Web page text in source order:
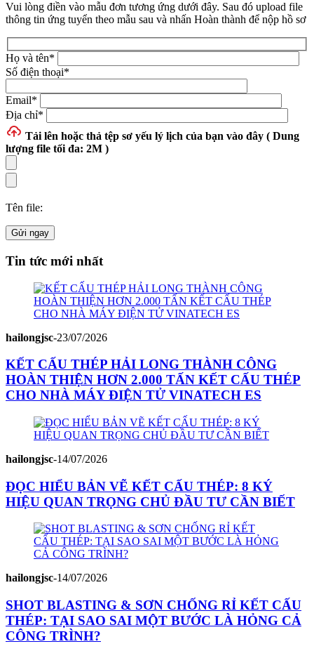
Vui lòng điền vào mẫu đơn tương ứng dưới đây. Sau đó upload file
thông tin ứng tuyển theo mẫu sau và nhấn Hoàn thành để nộp hồ sơ
Họ và tên*
Số điện thoại*
Email*
Địa chỉ*
Tải lên hoặc thả tệp sơ yếu lý lịch của bạn vào đây ( Dung
lượng file tối đa: 2M )
Tên file:
Gửi ngay
Tin tức mới nhất
hailongjsc-23/07/2026
KẾT CẤU THÉP HẢI LONG THÀNH CÔNG
HOÀN THIỆN HƠN 2.000 TẤN KẾT CẤU THÉP
CHO NHÀ MÁY ĐIỆN TỬ VINATECH ES
hailongjsc-14/07/2026
ĐỌC HIỂU BẢN VẼ KẾT CẤU THÉP: 8 KÝ
HIỆU QUAN TRỌNG CHỦ ĐẦU TƯ CẦN BIẾT
hailongjsc-14/07/2026
SHOT BLASTING & SƠN CHỐNG RỈ KẾT CẤU
THÉP: TẠI SAO SAI MỘT BƯỚC LÀ HỎNG CẢ
CÔNG TRÌNH?